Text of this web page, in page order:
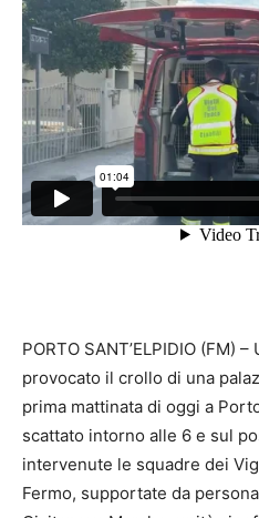
PORTO SANT’ELPIDIO (FM)
provocato il crollo di una
prima mattinata di oggi a
scattato intorno alle 6 e sul
intervenute le squadre dei
Fermo, supportate da